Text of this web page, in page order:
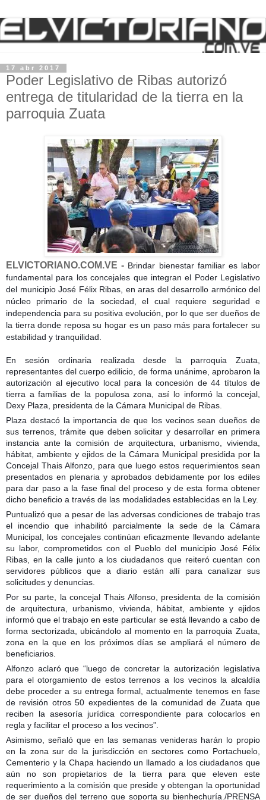
17 abr 2017
Poder Legislativo de Ribas autorizó
entrega de titularidad de la tierra en la
parroquia Zuata
ELVICTORIANO.COM.VE - Brindar bienestar familiar es labor
fundamental para los concejales que integran el Poder Legislativo
del municipio José Félix Ribas, en aras del desarrollo armónico del
núcleo primario de la sociedad, el cual requiere seguridad e
independencia para su positiva evolución, por lo que ser dueños de
la tierra donde reposa su hogar es un paso más para fortalecer su
estabilidad y tranquilidad.
En sesión ordinaria realizada desde la parroquia Zuata,
representantes del cuerpo edilicio, de forma unánime, aprobaron la
autorización al ejecutivo local para la concesión de 44 títulos de
tierra a familias de la populosa zona, así lo informó la concejal,
Dexy Plaza, presidenta de la Cámara Municipal de Ribas.
Plaza destacó la importancia de que los vecinos sean dueños de
sus terrenos, trámite que deben solicitar y desarrollar en primera
instancia ante la comisión de arquitectura, urbanismo, vivienda,
hábitat, ambiente y ejidos de la Cámara Municipal presidida por la
Concejal Thais Alfonzo, para que luego estos requerimientos sean
presentados en plenaria y aprobados debidamente por los ediles
para dar paso a la fase final del proceso y de esta forma obtener
dicho beneficio a través de las modalidades establecidas en la Ley.
Puntualizó que a pesar de las adversas condiciones de trabajo tras
el incendio que inhabilitó parcialmente la sede de la Cámara
Municipal, los concejales continúan eficazmente llevando adelante
su labor, comprometidos con el Pueblo del municipio José Félix
Ribas, en la calle junto a los ciudadanos que reiteró cuentan con
servidores públicos que a diario están allí para canalizar sus
solicitudes y denuncias.
Por su parte, la concejal Thais Alfonso, presidenta de la comisión
de arquitectura, urbanismo, vivienda, hábitat, ambiente y ejidos
informó que el trabajo en este particular se está llevando a cabo de
forma sectorizada, ubicándolo al momento en la parroquia Zuata,
zona en la que en los próximos días se ampliará el número de
beneficiarios.
Alfonzo aclaró que “luego de concretar la autorización legislativa
para el otorgamiento de estos terrenos a los vecinos la alcaldía
debe proceder a su entrega formal, actualmente tenemos en fase
de revisión otros 50 expedientes de la comunidad de Zuata que
reciben la asesoría jurídica correspondiente para colocarlos en
regla y facilitar el proceso a los vecinos”.
Asimismo, señaló que en las semanas venideras harán lo propio
en la zona sur de la jurisdicción en sectores como Portachuelo,
Cementerio y la Chapa haciendo un llamado a los ciudadanos que
aún no son propietarios de la tierra para que eleven este
requerimiento a la comisión que preside y obtengan la oportunidad
de ser dueños del terreno que soporta su bienhechuría./PRENSA